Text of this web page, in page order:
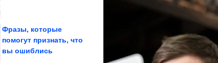
Фразы, которые
помогут признать, что
вы ошиблись